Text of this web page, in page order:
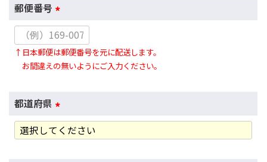
郵便番号
(
必
須
)
↑日本郵便は郵便番号を元に配送します。
お間違えの無いようにご入力ください。
都道府県
(
必